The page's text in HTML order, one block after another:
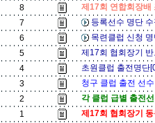
8
제17회 연합회장
7
등록선수 명단
6
목련클럽 신청
5
제17회 협회장기
4
초원클럽 출전명
3
청구 클럽 출전 선
2
각 클럽 급별 출전
1
제17회 협회장기